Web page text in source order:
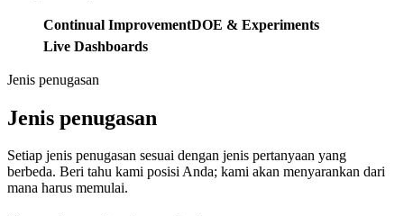
Continual ImprovementDOE & Experiments
Live Dashboards
Jenis penugasan
Jenis penugasan
Setiap jenis penugasan sesuai dengan jenis pertanyaan yang
berbeda. Beri tahu kami posisi Anda; kami akan menyarankan dari
mana harus memulai.